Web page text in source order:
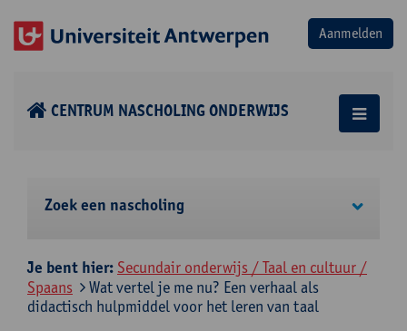
CENTRUM NASCHOLING ONDERWIJS
Zoek een nascholing
Je bent hier: Secundair onderwijs / Taal en cultuur /
Spaans
Wat vertel je me nu? Een verhaal als
didactisch hulpmiddel voor het leren van taal